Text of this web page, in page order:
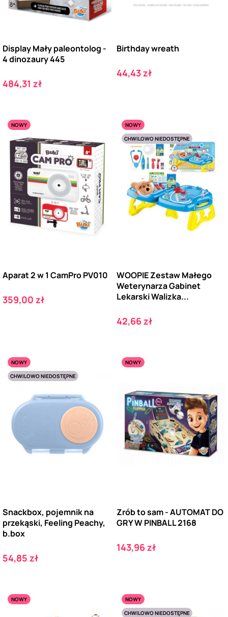
Display Mały paleontolog -
4 dinozaury 445
Cena
484,31 zł
Birthday wreath
Cena
44,43 zł
NOWY
Aparat 2 w 1 CamPro PV010
Cena
359,00 zł
NOWY
CHWILOWO NIEDOSTĘPNE
WOOPIE Zestaw Małego
Weterynarza Gabinet
Lekarski Walizka...
Cena
42,66 zł
NOWY
CHWILOWO NIEDOSTĘPNE
Snackbox, pojemnik na
przekąski, Feeling Peachy,
b.box
Cena
54,85 zł
NOWY
Zrób to sam - AUTOMAT DO
GRY W PINBALL 2168
Cena
143,96 zł
NOWY
NOWY
CHWILOWO NIEDOSTĘPNE